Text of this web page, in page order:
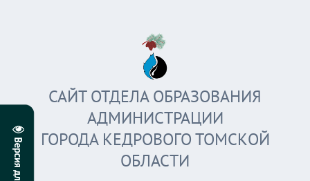
САЙТ ОТДЕЛА ОБРАЗОВАНИЯ
АДМИНИСТРАЦИИ
ГОРОДА КЕДРОВОГО ТОМСКОЙ
ОБЛАСТИ